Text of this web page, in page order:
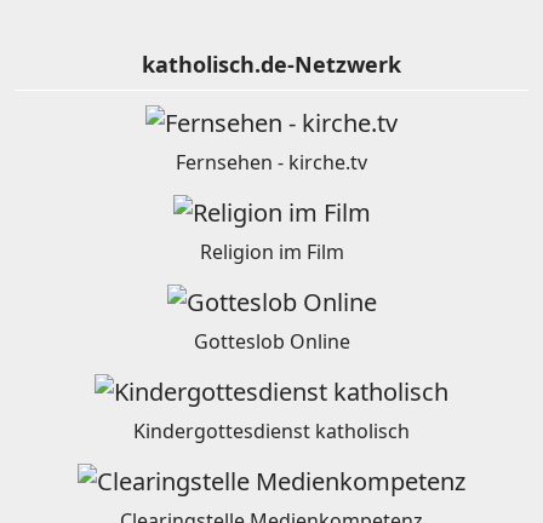
katholisch.de-Netzwerk
Fernsehen - kirche.tv
Religion im Film
Gotteslob Online
Kindergottesdienst katholisch